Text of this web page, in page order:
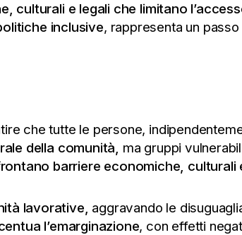
culturali e legali che limitano
inclusive, rappresenta un
che tutte le persone,
della comunità ma gruppi
barriere economiche, culturali
lavorative, aggravando le
l’emarginazione, con effetti